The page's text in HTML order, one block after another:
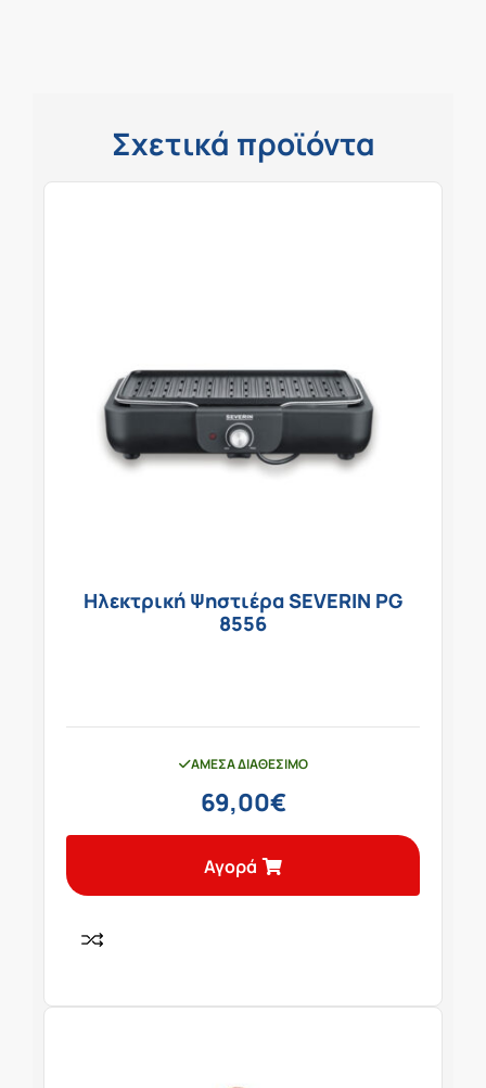
Σχετικά προϊόντα
Ηλεκτρική Ψηστιέρα SEVERIN PG
8556
ΆΜΕΣΑ ΔΙΑΘΈΣΙΜΟ
69,00€
Αγορά